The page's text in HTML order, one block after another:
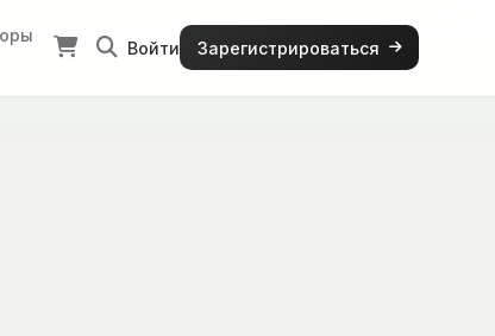
Войти Зарегистрироваться